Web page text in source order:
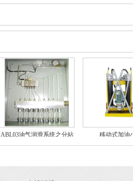
ABL03油气润滑系统之分站
（不带气源处理装置）
移动式加油